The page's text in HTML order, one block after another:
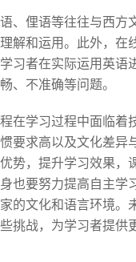
、俚语等往往与西方
解和运用。此外，在
习者在实际运用英语
、不准确等问题。
在学习过程中面临着
要求高以及文化差
势，提升学习效果，
也要努力提高自主学
的文化和语言环境。
挑战，为学习者提供